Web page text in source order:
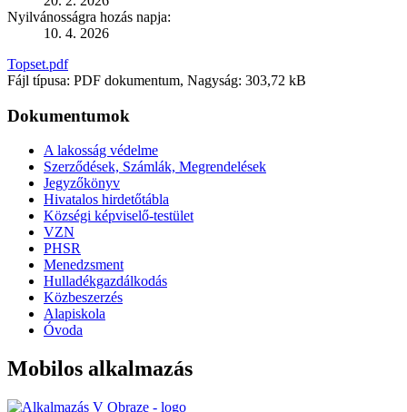
Nyilvánosságra hozás napja:
10. 4. 2026
Topset.pdf
Fájl típusa: PDF dokumentum, Nagyság: 303,72 kB
Dokumentumok
A lakosság védelme
Szerződések, Számlák, Megrendelések
Jegyzőkönyv
Hivatalos hirdetőtábla
Községi képviselő-testület
VZN
PHSR
Menedzsment
Hulladékgazdálkodás
Közbeszerzés
Alapiskola
Óvoda
Mobilos alkalmazás